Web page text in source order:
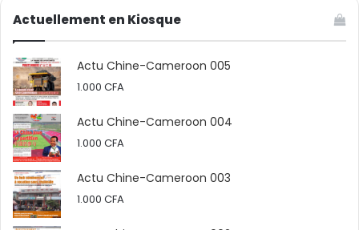
Actuellement en Kiosque
Actu Chine-Cameroon 005
1.000 CFA
Actu Chine-Cameroon 004
1.000 CFA
Actu Chine-Cameroon 003
1.000 CFA